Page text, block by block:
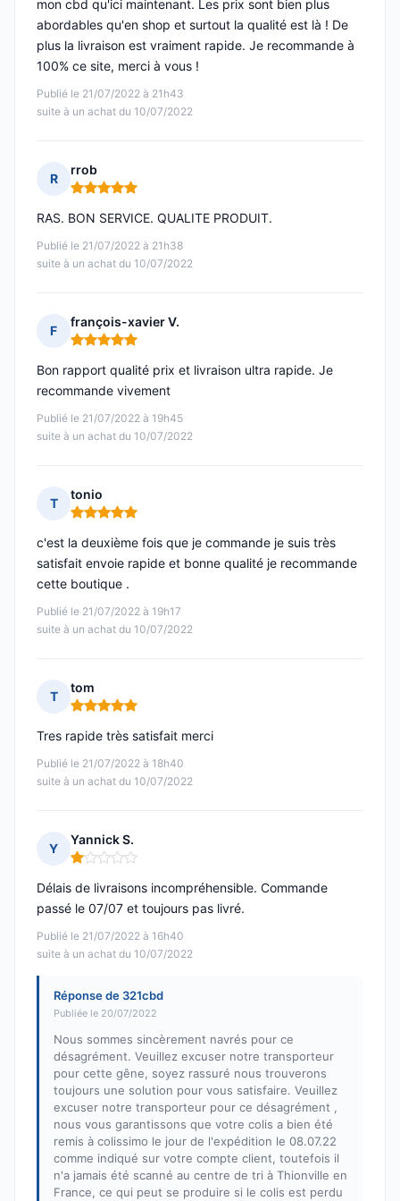
Publié le 21/07/2022 à 21h43
suite à un achat du 10/07/2022
mon cbd qu'ici maintenant. Les prix sont bien plus
abordables qu'en shop et surtout la qualité est là ! De
plus la livraison est vraiment rapide. Je recommande à
100% ce site, merci à vous !
R
rrob
Note : 5 sur 5
Publié le 21/07/2022 à 21h38
suite à un achat du 10/07/2022
RAS. BON SERVICE. QUALITE PRODUIT.
F
françois-xavier V.
Note : 5 sur 5
Publié le 21/07/2022 à 19h45
suite à un achat du 10/07/2022
Bon rapport qualité prix et livraison ultra rapide. Je
recommande vivement
T
tonio
Note : 5 sur 5
Publié le 21/07/2022 à 19h17
suite à un achat du 10/07/2022
c'est la deuxième fois que je commande je suis très
satisfait envoie rapide et bonne qualité je recommande
cette boutique .
T
tom
Note : 5 sur 5
Publié le 21/07/2022 à 18h40
suite à un achat du 10/07/2022
Tres rapide très satisfait merci
Y
Yannick S.
Note : 1 sur 5
Publié le 21/07/2022 à 16h40
suite à un achat du 10/07/2022
Délais de livraisons incompréhensible. Commande
passé le 07/07 et toujours pas livré.
Réponse de 321cbd
Publiée le 20/07/2022
Nous sommes sincèrement navrés pour ce
désagrément. Veuillez excuser notre transporteur
pour cette gêne, soyez rassuré nous trouverons
toujours une solution pour vous satisfaire. Veuillez
excuser notre transporteur pour ce désagrément ,
nous vous garantissons que votre colis a bien été
remis à colissimo le jour de l'expédition le 08.07.22
comme indiqué sur votre compte client, toutefois il
n'a jamais été scanné au centre de tri à Thionville en
France, ce qui peut se produire si le colis est perdu